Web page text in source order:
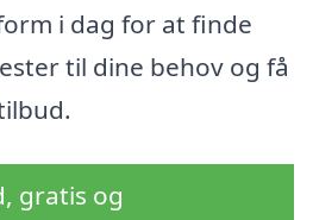
i dag for at finde
til dine behov og få
gratis og